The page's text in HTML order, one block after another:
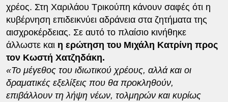
χρέος. Στη Χαριλάου Τρικούπη κάνουν σαφές ότι η
κυβέρνηση επιδεικνύει αδράνεια στα ζητήματα της
αισχροκέρδειας. Σε αυτό το πλαίσιο κινήθηκε
άλλωστε και η ερώτηση του Μιχάλη Κατρίνη προς
τον Κωστή Χατζηδάκη.
«Το μέγεθος του ιδιωτικού χρέους, αλλά και οι
δραματικές εξελίξεις που θα προκληθούν,
επιβάλλουν τη λήψη νέων, τολμηρών και κυρίως